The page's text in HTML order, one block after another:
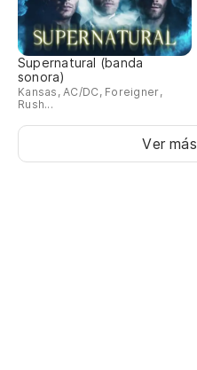
Supernatural (banda
sonora)
Kansas, AC/DC, Foreigner,
Rush...
Ver